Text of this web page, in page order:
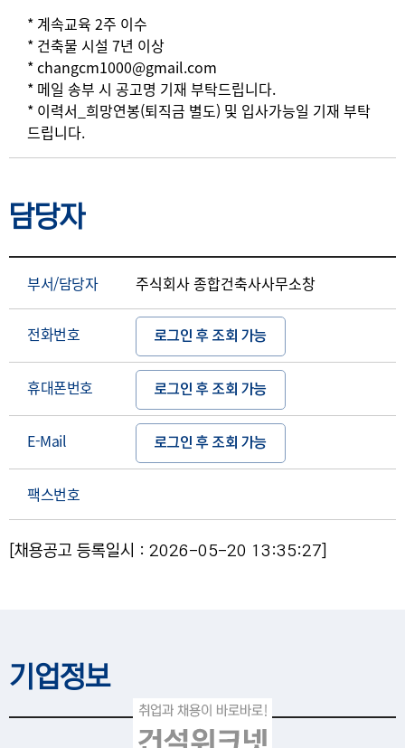
상세요강
* 계속교육 2주 이수
* 건축물 시설 7년 이상
* changcm1000@gmail.com
* 메일 송부 시 공고명 기재 부탁드립니다.
* 이력서_희망연봉(퇴직금 별도) 및 입사가능일 기재 부탁
드립니다.
담당자
부서/담당자 주식회사 종합건축사사무소창
전화번호 로그인 후 조회 가능
휴대폰번호 로그인 후 조회 가능
E-Mail 로그인 후 조회 가능
팩스번호
[채용공고 등록일시 : 2026-05-20 13:35:27]
기업정보